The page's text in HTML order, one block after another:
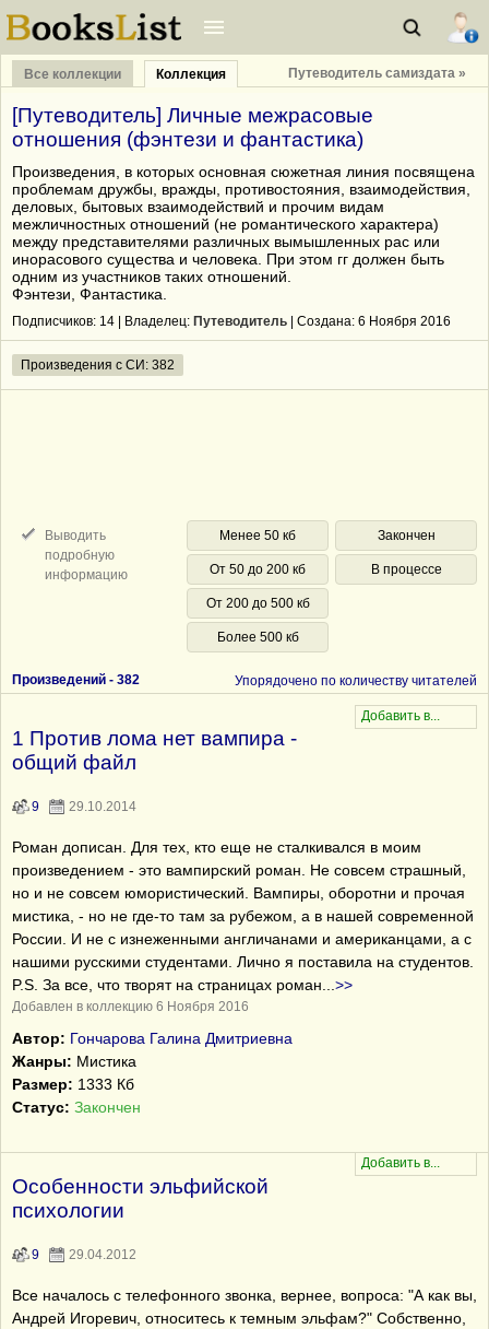
Все коллекции Коллекция Путеводитель самиздата »
[Путеводитель] Личные межрасовые
отношения (фэнтези и фантастика)
Произведения, в которых основная сюжетная линия посвящена
проблемам дружбы, вражды, противостояния, взаимодействия,
деловых, бытовых взаимодействий и прочим видам
межличностных отношений (не романтического характера)
между представителями различных вымышленных рас или
инорасового существа и человека. При этом гг должен быть
одним из участников таких отношений.
Фэнтези, Фантастика.
Подписчиков: 14 | Владелец: Путеводитель | Cоздана: 6 Ноября 2016
Произведения с СИ: 382
Выводить
подробную
информацию
Менее 50 кб
От 50 до 200 кб
От 200 до 500 кб
Более 500 кб
Закончен
В процессе
Произведений - 382 Упорядочено по количеству читателей
1 Против лома нет вампира -
общий файл
9 29.10.2014
Роман дописан. Для тех, кто еще не сталкивался в моим
произведением - это вампирский роман. Не совсем страшный,
но и не совсем юмористический. Вампиры, оборотни и прочая
мистика, - но не где-то там за рубежом, а в нашей современной
России. И не с изнеженными англичанами и американцами, а с
нашими русскими студентами. Лично я поставила на студентов.
P.S. За все, что творят на страницах роман
>>
Добавлен в коллекцию 6 Ноября 2016
Автор: Гончарова Галина Дмитриевна
Жанры: Мистика
Размер: 1333 Кб
Статус: Закончен
Особенности эльфийской
психологии
9 29.04.2012
Все началось с телефонного звонка, вернее, вопроса: "А как вы,
Андрей Игоревич, относитесь к темным эльфам?" Собственно,